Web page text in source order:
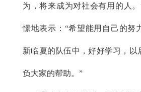
为，将来成为对社会有用的人
憬地表示：“希望能用自己的努
新临夏的队伍中，好好学习，以
负大家的帮助。”